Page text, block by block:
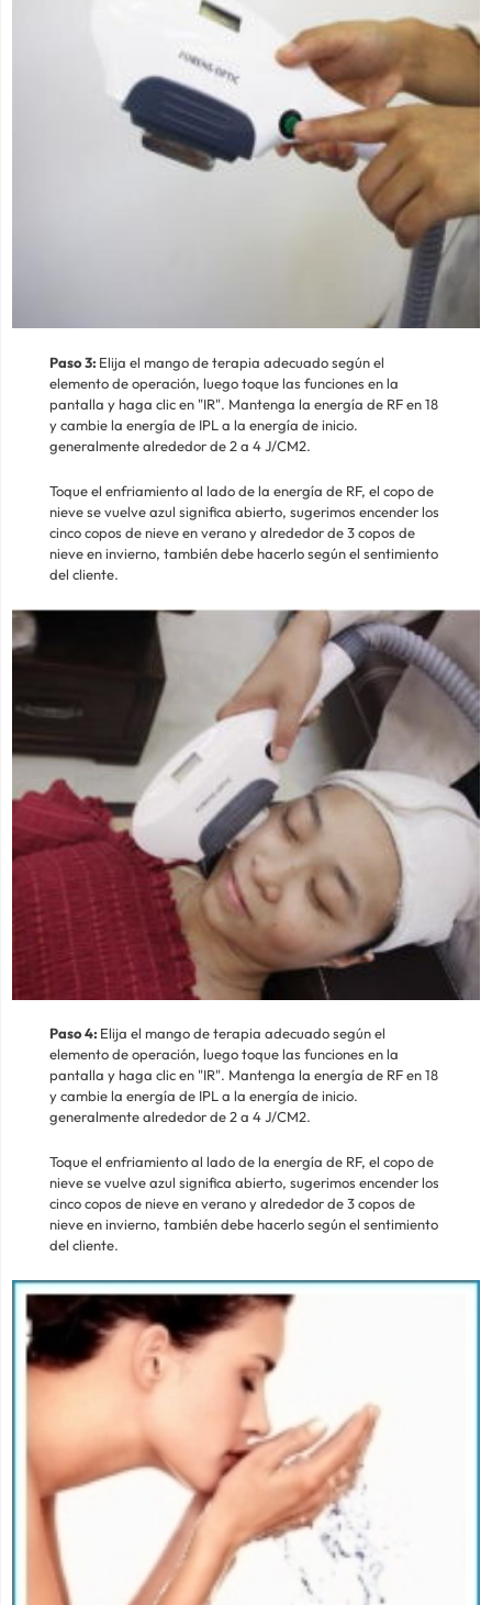
Paso 3: Elija el mango de terapia adecuado según el
elemento de operación, luego toque las funciones en la
pantalla y haga clic en "IR". Mantenga la energía de RF en 18
y cambie la energía de IPL a la energía de inicio.
generalmente alrededor de 2 a 4 J/CM2.
Toque el enfriamiento al lado de la energía de RF, el copo de
nieve se vuelve azul significa abierto, sugerimos encender los
cinco copos de nieve en verano y alrededor de 3 copos de
nieve en invierno, también debe hacerlo según el sentimiento
del cliente.
Paso 4: Elija el mango de terapia adecuado según el
elemento de operación, luego toque las funciones en la
pantalla y haga clic en "IR". Mantenga la energía de RF en 18
y cambie la energía de IPL a la energía de inicio.
generalmente alrededor de 2 a 4 J/CM2.
Toque el enfriamiento al lado de la energía de RF, el copo de
nieve se vuelve azul significa abierto, sugerimos encender los
cinco copos de nieve en verano y alrededor de 3 copos de
nieve en invierno, también debe hacerlo según el sentimiento
del cliente.